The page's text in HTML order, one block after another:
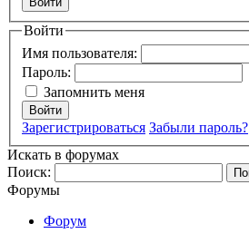
Войти
Имя пользователя:
Пароль:
Запомнить меня
Войти
Зарегистрироваться Забыли пароль?
Искать в форумах
Поиск:
Форумы
Форум